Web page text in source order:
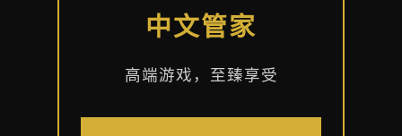
中文管家
高端游戏，至臻享受